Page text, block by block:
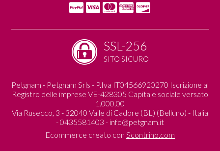
SSL-256
SITO SICURO
Petgnam - Petgnam Srls - P.Iva IT04566920270 Iscrizione al
Registro delle imprese VE-428305 Capitale sociale versato
1.000,00
Via Rusecco, 3 - 32040 Valle di Cadore (BL) (Belluno) - Italia
- 0435581403 - info@petgnam.it
Ecommerce creato con Scontrino.com